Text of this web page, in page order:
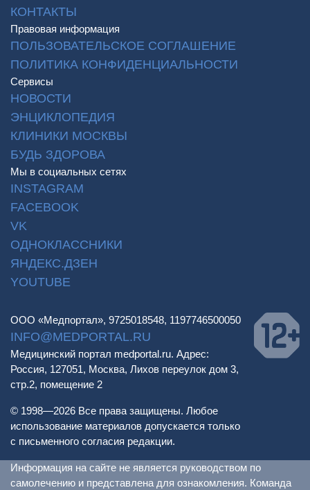
КОНТАКТЫ
Правовая информация
ПОЛЬЗОВАТЕЛЬСКОЕ СОГЛАШЕНИЕ
ПОЛИТИКА КОНФИДЕНЦИАЛЬНОСТИ
Сервисы
НОВОСТИ
ЭНЦИКЛОПЕДИЯ
КЛИНИКИ МОСКВЫ
БУДЬ ЗДОРОВА
Мы в социальных сетях
INSTAGRAM
FACEBOOK
VK
ОДНОКЛАССНИКИ
ЯНДЕКС.ДЗЕН
YOUTUBE
ООО «Медпортал», 9725018548, 1197746500050
INFO@MEDPORTAL.RU
Медицинский портал medportal.ru. Адрес:
Россия, 127051, Москва, Лихов переулок дом 3,
стр.2, помещение 2
© 1998—2026 Все права защищены. Любое
использование материалов допускается только
с письменного согласия редакции.
Информация на сайте не является руководством по
самолечению и представлена для ознакомления. Команда